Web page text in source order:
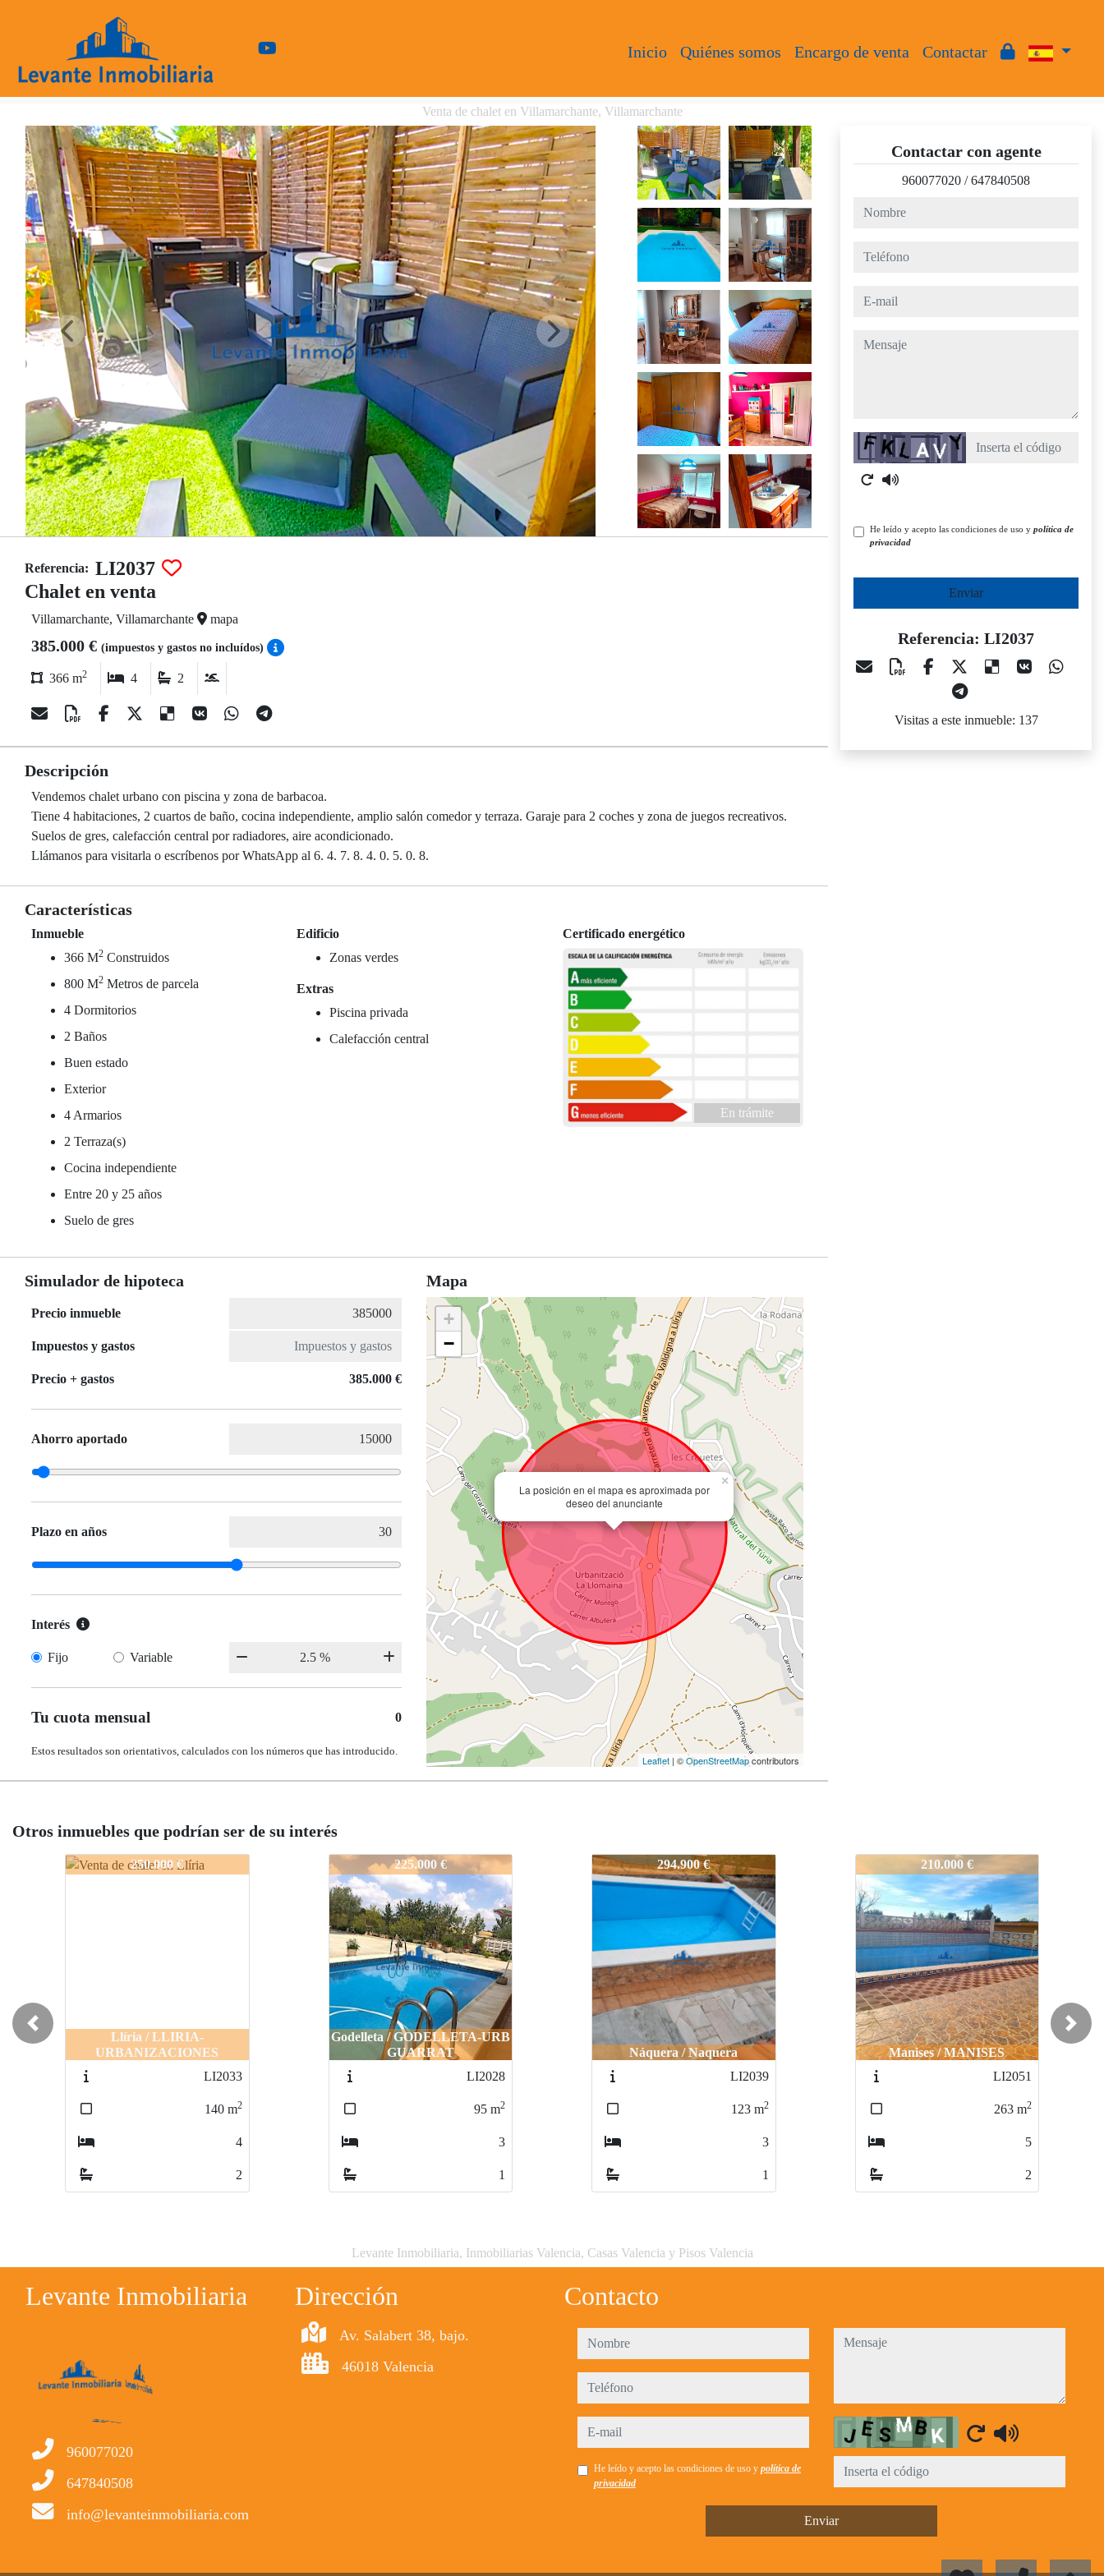
Inicio Quiénes somos Encargo de venta Contactar
Venta de chalet en Villamarchante, Villamarchante
Referencia: LI2037
Chalet en venta
Villamarchante, Villamarchante mapa
385.000 € (impuestos y gastos no incluídos)
366 m2 4 2
Descripción
Vendemos chalet urbano con piscina y zona de barbacoa.
Tiene 4 habitaciones, 2 cuartos de baño, cocina independiente, amplio salón comedor y terraza. Garaje para 2 coches y zona de juegos recreativos.
Suelos de gres, calefacción central por radiadores, aire acondicionado.
Llámanos para visitarla o escríbenos por WhatsApp al 6. 4. 7. 8. 4. 0. 5. 0. 8.
Características
Inmueble
366 M2 Construidos
800 M2 Metros de parcela
4 Dormitorios
2 Baños
Buen estado
Exterior
4 Armarios
2 Terraza(s)
Cocina independiente
Entre 20 y 25 años
Suelo de gres
Edificio
Zonas verdes
Extras
Piscina privada
Calefacción central
Certificado energético
En trámite
Simulador de hipoteca
Precio inmueble
Impuestos y gastos
Precio + gastos 385.000 €
Ahorro aportado
Plazo en años
Interés
Fijo Variable
Tu cuota mensual 0
Estos resultados son orientativos, calculados con los números que has introducido.
Mapa
La posición en el mapa es aproximada por
deseo del anunciante
×
+
−
Leaflet | ©OpenStreetMapcontributors
Contactar con agente
960077020 /647840508
nombre
teléfono
e-mail
mensaje
Captcha
He leído y acepto las condiciones de uso y política de
privacidad
Enviar
Referencia: LI2037
Visitas a este inmueble: 137
Otros inmuebles que podrían ser de su interés
LI2037
225.000 €
Godelleta / GODELLETA-URB
GUARRAT
LI2028
95 m2
3
1
LI2037 294.900 €
Náquera / Naquera
LI2039
123 m2
3
1
LI2037 210.000 €
Manises / MANISES
LI2051
263 m2
5
2
320.000 €
Godelleta / GODELLETA
LI2057
200 m2
4
2
Previous Next
Levante Inmobiliaria, Inmobiliarias Valencia, Casas Valencia y Pisos Valencia
Levante Inmobiliaria
960077020
647840508
info@levanteinmobiliaria.com
Dirección
Av. Salabert 38, bajo.
46018 Valencia
Contacto
nombre
teléfono
e-mail
He leído y acepto las condiciones de uso y política de
privacidad
mensaje
Captcha
Enviar